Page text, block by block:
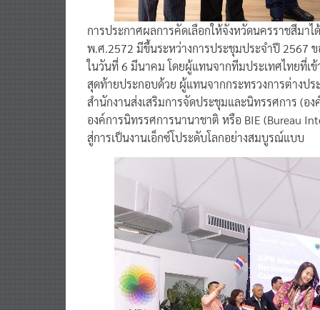
การประกาศผลการคัดเลือกให้จังหวัดนครราชสีมา
พ.ศ.2572 มีขึ้นระหว่างการประชุมประจำปี 2567
ในวันที่ 6 มีนาคม โดยผู้แทนจากทีมประเทศไทยที่เ
สุดท้ายประกอบด้วย ผู้แทนจากกระทรวงการต่างป
สำนักงานส่งเสริมการจัดประชุมและนิทรรศการ (อ
องค์การนิทรรศการนานาชาติ หรือ BIE (Bureau
สู่การเป็นงานเอ็กซ์โประดับโลกอย่างสมบูรณ์แบบ